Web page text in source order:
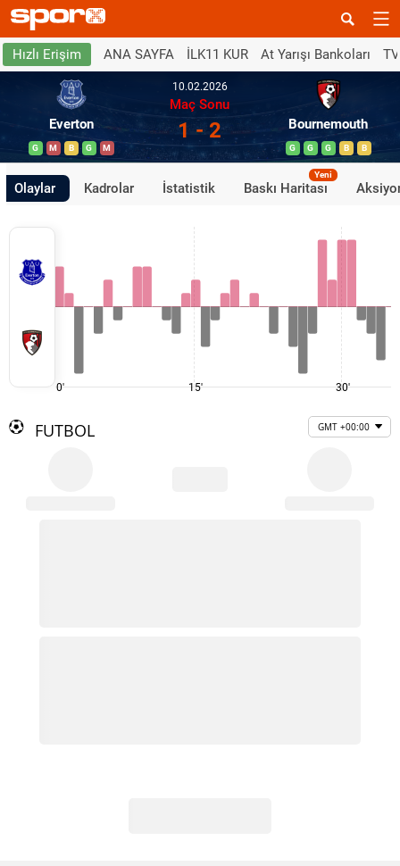
Hızlı Erişim ANA SAYFA İLK11 KUR At Yarışı Bankoları
Everton
G M B G M
10.02.2026
Maç Sonu
1 - 2 Bournemouth
G G G B B
Olaylar Kadrolar İstatistik Baskı Haritası
Yeni
0' 15' 30'
FUTBOL GMT +00:00